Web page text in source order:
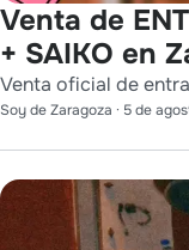
Venta de
+ SAIKO en
Venta oficial de
Soy de Zaragoza · 5 de